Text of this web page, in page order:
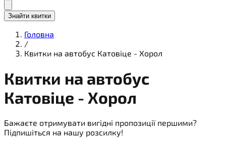
Знайти квитки
Головна
/
Квитки на автобус Катовіце - Хорол
Квитки на автобус
Катовіце - Хорол
Бажаєте отримувати вигідні пропозиції першими?
Підпишіться на нашу розсилку!